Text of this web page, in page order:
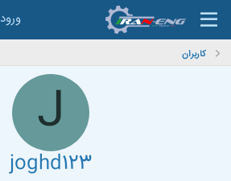
ورود
کاربران
J
joghd123